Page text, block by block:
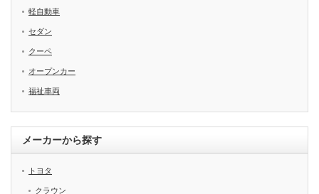
軽自動車
セダン
クーペ
オープンカー
福祉車両
メーカーから探す
トヨタ
クラウン